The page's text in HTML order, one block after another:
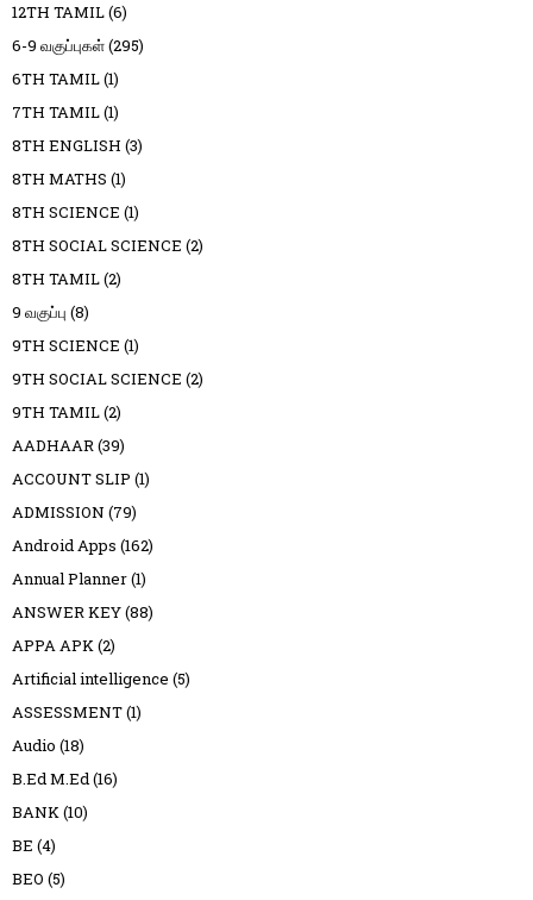
12TH TAMIL(6)
6-9 வகுப்புகள்(295)
6TH TAMIL(1)
7TH TAMIL(1)
8TH ENGLISH (3)
8TH MATHS (1)
8TH SCIENCE (1)
8TH SOCIAL SCIENCE (2)
8TH TAMIL(2)
9 வகுப்பு (8)
9TH SCIENCE (1)
9TH SOCIAL SCIENCE (2)
9TH TAMIL(2)
AADHAAR(39)
ACCOUNT SLIP (1)
ADMISSION (79)
Android Apps (162)
Annual Planner(1)
ANSWER KEY(88)
APPA APK(2)
Artificial intelligence (5)
ASSESSMENT(1)
Audio (18)
B.Ed M.Ed(16)
BANK(10)
BE (4)
BEO (5)